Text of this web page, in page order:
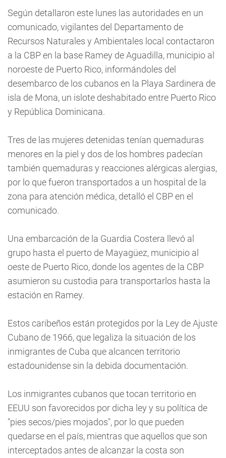
Según detallaron este lunes las autoridades en un
comunicado, vigilantes del Departamento de
Recursos Naturales y Ambientales local contactaron
a la CBP en la base Ramey de Aguadilla, municipio al
noroeste de Puerto Rico, informándoles del
desembarco de los cubanos en la Playa Sardinera de
isla de Mona, un islote deshabitado entre Puerto Rico
y República Dominicana.
Tres de las mujeres detenidas tenían quemaduras
menores en la piel y dos de los hombres padecían
también quemaduras y reacciones alérgicas alergias,
por lo que fueron transportados a un hospital de la
zona para atención médica, detalló el CBP en el
comunicado.
Una embarcación de la Guardia Costera llevó al
grupo hasta el puerto de Mayagüez, municipio al
oeste de Puerto Rico, donde los agentes de la CBP
asumieron su custodia para transportarlos hasta la
estación en Ramey.
Estos caribeños están protegidos por la Ley de Ajuste
Cubano de 1966, que legaliza la situación de los
inmigrantes de Cuba que alcancen territorio
estadounidense sin la debida documentación.
Los inmigrantes cubanos que tocan territorio en
EEUU son favorecidos por dicha ley y su política de
"pies secos/pies mojados", por lo que pueden
quedarse en el país, mientras que aquellos que son
interceptados antes de alcanzar la costa son